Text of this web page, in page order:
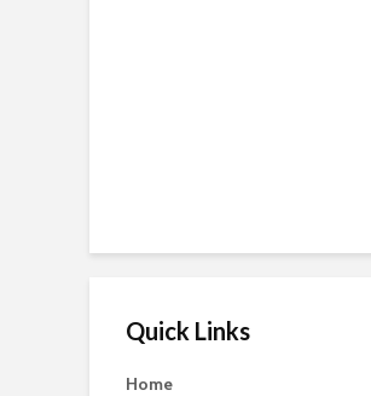
Quick Links
Home